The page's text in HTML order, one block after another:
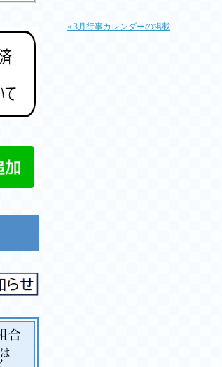
« 3月行事カレンダーの掲載